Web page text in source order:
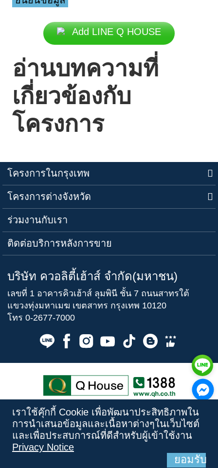
ภาพจำลอง
ภาพจำลอง
ภาพจำลอง
ภาพจริงบรรยากาศจำลอง
ภาพจริงบรรยากาศจำลอง
ภาพจริงบรรยากาศจำลอง
ภาพจริงบรรยากาศจำลอง
ภาพจริงบรรยากาศจำลอง
ภาพจริงบรรยากาศจำลอง
ภาพจริงบรรยากาศจำลอง
Add LINE Q HOUSE
อ่านบทความที่
เกี่ยวข้องกับ
โครงการ
โครงการในกรุงเทพ
โครงการต่างจังหวัด
ร่วมงานกับเรา
ติดต่อบริการหลังการขาย
บริษัท ควอลิตี้เฮ้าส์ จำกัด(มหาชน)
เลขที่ 1 อาคารคิวเฮ้าส์ ลุมพินี ชั้น 7 ถนนสาทรใต้
แขวงทุ่งมหาเมฆ เขตสาทร กรุงเทพ 10120
โทร 0-2677-7000
Copyright © 2020.Quality Houses Public
Company LimitedAll Rights Reserved.
Privacy Policy|Privacy Notice
CALL CENTER
เราใช้คุ๊กกี้ Cookie เพื่อพัฒนาประสิทธิภาพใน
การนำเสนอข้อมูลและเนื้อหาต่างๆในเว็บไซต์
และเพื่อประสบการณ์ที่ดีสำหรับผู้เข้าใช้งาน
Privacy Notice
ยอมรับ